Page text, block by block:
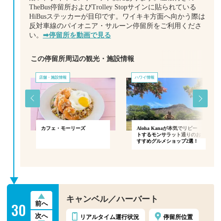
TheBus停留所およびTrolley Stopサインに貼られている
HiBusステッカーが目印です。ワイキキ方面へ向かう際は
反対車線のパイオニア・サルーン停留所をご利用くださ
い。 ➡停留所を動画で見る
この停留所周辺の観光・施設情報
店舗・施設情報
カフェ・モーリーズ
ハワイ情報
Aloha Kanaが本気でリピー
トするモンサラット通りのお
すすめグルメショップ2選！
30
前へ
次へ
キャンベル／ハーバート
リアルタイム運行状況 停留所位置